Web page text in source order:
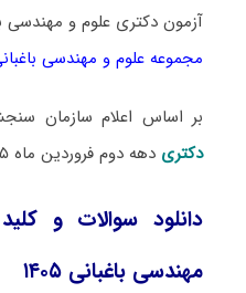
آزمون دکتری علوم و مهندسی
مجموعه علوم و مهندسی
بر اساس اعلام سازمان
دکتری دهه دوم فروردین ماه ۱۴۰۵ اعلام خواهد شد.
دانلود سوالات و
مهندسی باغبانی ۱۴۰۵